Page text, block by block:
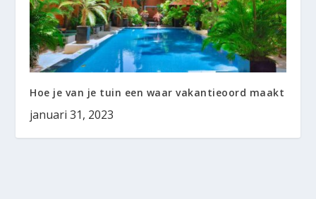
Hoe je van je tuin een waar vakantieoord maakt
januari 31, 2023